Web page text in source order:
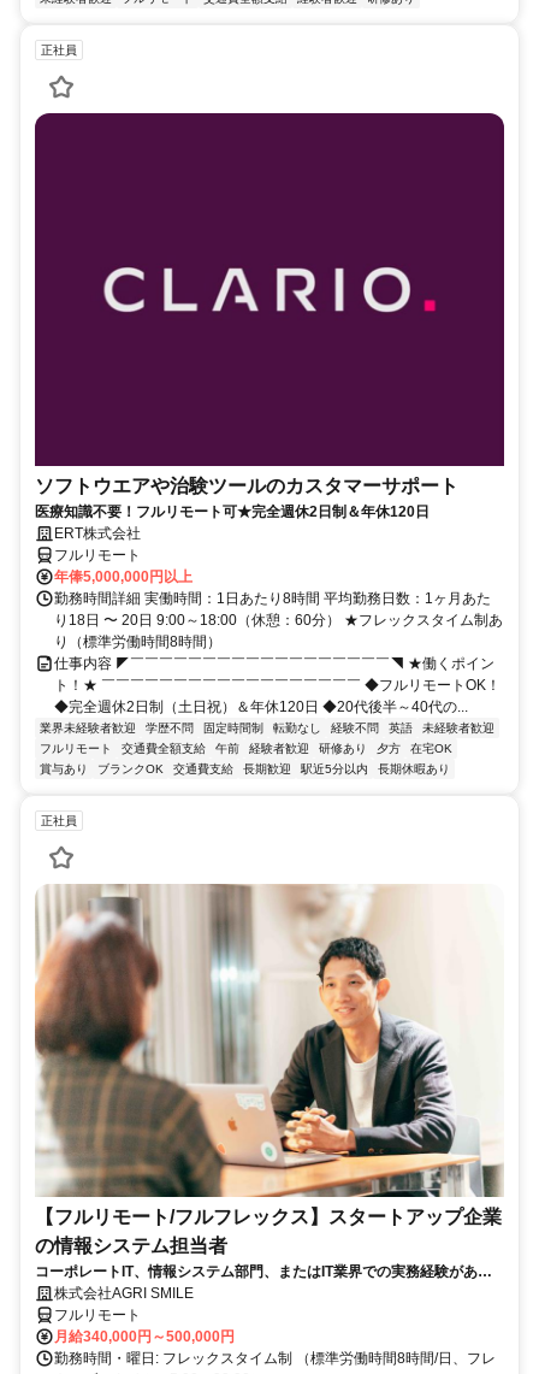
正社員
ソフトウエアや治験ツールのカスタマーサポート
医療知識不要！フルリモート可★完全週休2日制＆年休120日
ERT株式会社
フルリモート
年俸5,000,000円以上
勤務時間詳細 実働時間：1日あたり8時間 平均勤務日数：1ヶ月あた
り18日 〜 20日 9:00～18:00（休憩：60分） ★フレックスタイム制あ
り（標準労働時間8時間）
仕事内容 ◤￣￣￣￣￣￣￣￣￣￣￣￣￣￣￣￣￣￣◥ ★働くポイン
ト！★ ￣￣￣￣￣￣￣￣￣￣￣￣￣￣￣￣￣￣ ◆フルリモートOK！
◆完全週休2日制（土日祝）＆年休120日 ◆20代後半～40代の...
業界未経験者歓迎 学歴不問 固定時間制 転勤なし 経験不問 英語
未経験者歓迎
フルリモート
交通費全額支給 午前 経験者歓迎 研修あり 夕方
在宅OK
賞与あり
ブランクOK 交通費支給 長期歓迎 駅近5分以内 長期休暇あり
正社員
【フルリモート/フルフレックス】スタートアップ企業
の情報システム担当者
コーポレートIT、情報システム部門、またはIT業界での実務経験がある
方、大歓迎！
株式会社AGRI SMILE
フルリモート
月給340,000円～500,000円
勤務時間・曜日: フレックスタイム制 （標準労働時間8時間/日、フレ